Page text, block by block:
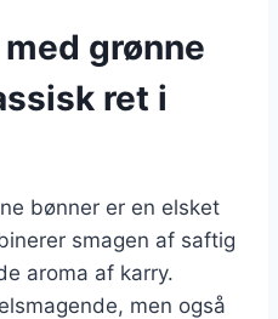
grønne
ret i
bønner er en elsket
smagen af saftig
aroma af karry.
men også